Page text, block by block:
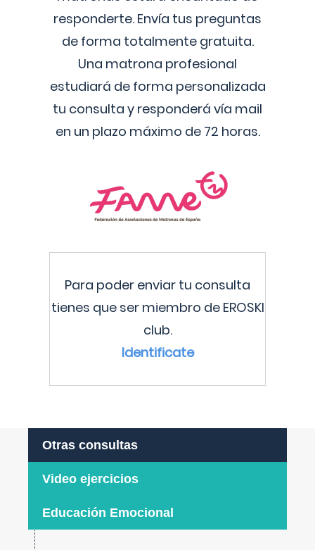
responderte. Envía tus preguntas
de forma totalmente gratuita.
Una matrona profesional
estudiará de forma personalizada
tu consulta y responderá vía mail
en un plazo máximo de 72 horas.
Para poder enviar tu consulta
tienes que ser miembro de EROSKI
club.
Identificate
Otras consultas
Video ejercicios
Educación Emocional